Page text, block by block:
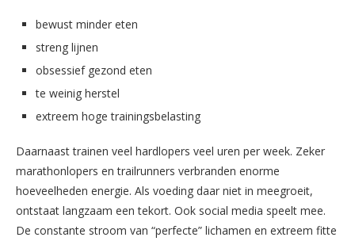
bewust minder eten
streng lijnen
obsessief gezond eten
te weinig herstel
extreem hoge trainingsbelasting
Daarnaast trainen veel hardlopers veel uren per week. Zeker
marathonlopers en trailrunners verbranden enorme
hoeveelheden energie. Als voeding daar niet in meegroeit,
ontstaat langzaam een tekort. Ook social media speelt mee.
De constante stroom van “perfecte” lichamen en extreem fitte